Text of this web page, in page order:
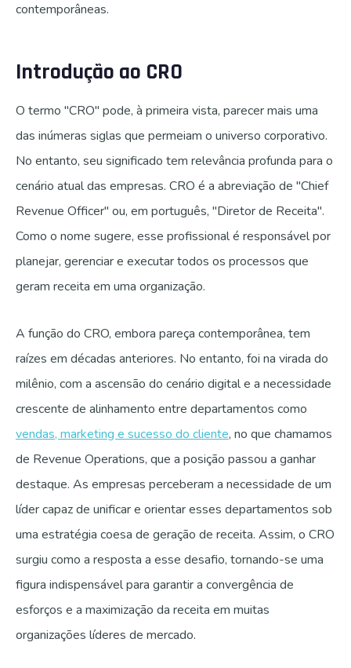
contemporâneas.
Introdução ao CRO
O termo "CRO" pode, à primeira vista, parecer mais uma
das inúmeras siglas que permeiam o universo corporativo.
No entanto, seu significado tem relevância profunda para o
cenário atual das empresas. CRO é a abreviação de "Chief
Revenue Officer" ou, em português, "Diretor de Receita".
Como o nome sugere, esse profissional é responsável por
planejar, gerenciar e executar todos os processos que
geram receita em uma organização.
A função do CRO, embora pareça contemporânea, tem
raízes em décadas anteriores. No entanto, foi na virada do
milênio, com a ascensão do cenário digital e a necessidade
crescente de alinhamento entre departamentos como
vendas, marketing e sucesso do cliente, no que chamamos
de Revenue Operations, que a posição passou a ganhar
destaque. As empresas perceberam a necessidade de um
líder capaz de unificar e orientar esses departamentos sob
uma estratégia coesa de geração de receita. Assim, o CRO
surgiu como a resposta a esse desafio, tornando-se uma
figura indispensável para garantir a convergência de
esforços e a maximização da receita em muitas
organizações líderes de mercado.